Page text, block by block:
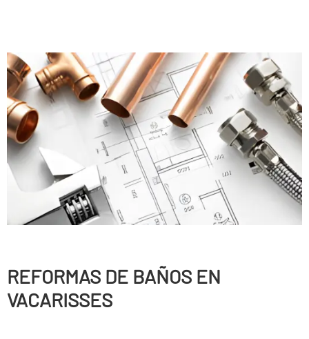
REFORMAS DE BAÑOS EN
VACARISSES